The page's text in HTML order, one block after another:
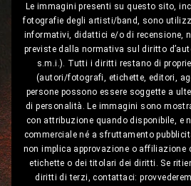
Le immagini presenti su questo sito,
fotografie degli artisti/band, sono
informativi, didattici e/o di recensione,
previste dalla normativa sul diritto
s.m.i.). Tutti i diritti restano di
(autori/fotografi, etichette, editori,
persone possono essere soggette a
di personalità. Le immagini sono
con attribuzione quando disponibile, e
commerciale né a sfruttamento
non implica approvazione o affiliazione
etichette o dei titolari dei diritti. Se
diritti di terzi, contattaci: